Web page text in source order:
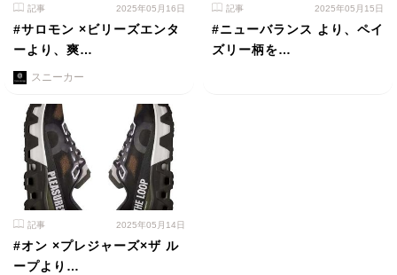
記事 2025年05月16日
#サロモン ×ビリーズエンタ
ーより、爽…
スニーカー
記事 2025年05月15日
#ニューバランス より、ペイ
ズリー柄を…
記事 2025年05月14日
#オン ×プレジャーズ×ザ ル
ープより…